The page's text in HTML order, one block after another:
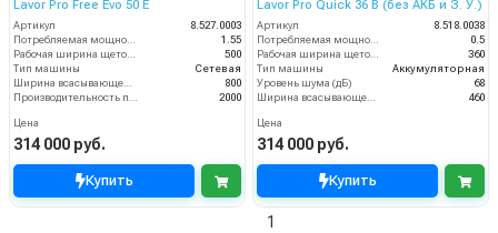
Lavor Pro Free Evo 50 E
Артикул
8.527.0003
Потребляемая мощность (кВт)
1.55
Рабочая ширина щеток (мм)
500
Тип машины
Сетевая
Ширина всасывающей балки (мм)
800
Производительность по площади (м2/ч)
2000
Цена
314 000 руб.
Купить
Lavor Pro Quick 36 B (без АКБ и З. У.)
Артикул
8.518.0038
Потребляемая мощность (кВт)
0.5
Рабочая ширина щеток (мм)
360
Тип машины
Аккумуляторная
Уровень шума (дБ)
68
Ширина всасывающей балки (мм)
460
Цена
314 000 руб.
Купить
1